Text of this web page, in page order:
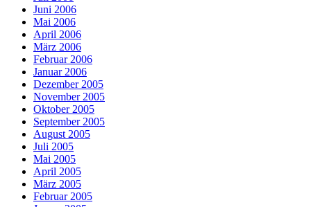
Juni 2006
Mai 2006
April 2006
März 2006
Februar 2006
Januar 2006
Dezember 2005
November 2005
Oktober 2005
September 2005
August 2005
Juli 2005
Mai 2005
April 2005
März 2005
Februar 2005